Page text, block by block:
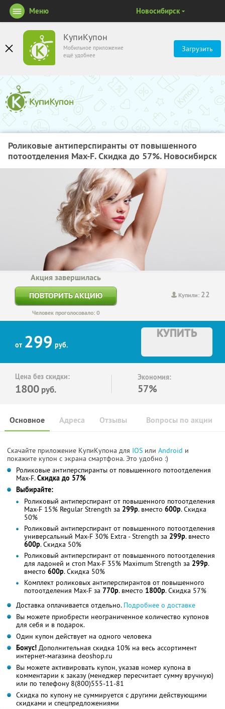
КупиКупон
Мобильное приложение
ещё удобнее
Загрузить
Меню Новосибирск
Роликовые антиперспиранты от повышенного
потоотделения Max-F. Скидка до 57%. Новосибирск
Купили: 22
Акция завершилась
ПОВТОРИТЬ АКЦИЮ
Человек проголосовало: 0
от 299 руб.
КУПИТЬ
Цена без скидки:
1800 руб.
Экономия:
57%
Основное Отзывы Вопросы по акции
Адреса
Скачайте приложение КупиКупона для IOS или Android и
покажите купон с экрана смартфона. Это удобно :)
Роликовые антиперспиранты от повышенного потоотделения
Max-F.Скидка до 57%
Выбирайте:
Роликовый антиперспирант от повышенного потоотделения
Max-F 15% Regular Strength за 299р. вместо 600р. Скидка
50%
Роликовый антиперспирант от повышенного потоотделения
универсальный Max-F 30% Extra - Strength за 299р. вместо
600р. Скидка 50%
Роликовый антиперспирант от повышенного потоотделения
для ладоней и стоп Max-F 35% Maximum Strength за 299р.
вместо 600р. Скидка 50%
Комплект роликовых антиперспирантов от повышенного
потоотделения Max-F за 770р. вместо 1800р. Скидка 57%
Доставка оплачивается отдельно. Подробнее о доставке
Вы можете приобрести неограниченное количество купонов
для себя и в подарок.
Один купон действует на одного человека
Бонус! Дополнительная скидка 10% на весь ассортимент
интернет-магазина deoshop.ru
Вы можете активировать купон, указав номер купона в
комментарии к заказу (менеджер пересчитает сумму вручную)
или по телефону 8(800)555-11-81
Скидка по купону не суммируется с другими действующими
скидками и спецпредложениями